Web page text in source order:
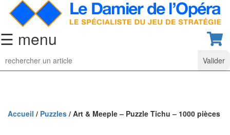
☰ menu
Jeu
d’Echecs
collection
Accueil / Puzzles / Art & Meeple – Puzzle Tichu – 1000 pièces